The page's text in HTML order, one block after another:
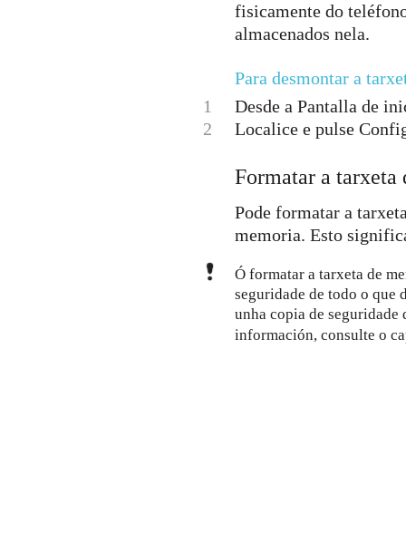
fisicamente do
almacenados nela.
Para desmontar a
1
Desde a Pantalla de
2
Localice e pulse
Formatar a tarxeta
Pode formatar a
memoria. Esto
Ó formatar a tarxeta de
seguridade de todo o que
unha copia de seguridade
información, consulte o